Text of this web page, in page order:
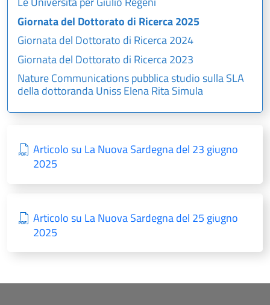
Giornata del Dottorato di Ricerca 2025
Giornata del Dottorato di Ricerca 2024
Giornata del Dottorato di Ricerca 2023
Nature Communications pubblica studio sulla SLA
della dottoranda Uniss Elena Rita Simula
Articolo su La Nuova Sardegna del 23 giugno
2025
Articolo su La Nuova Sardegna del 25 giugno
2025